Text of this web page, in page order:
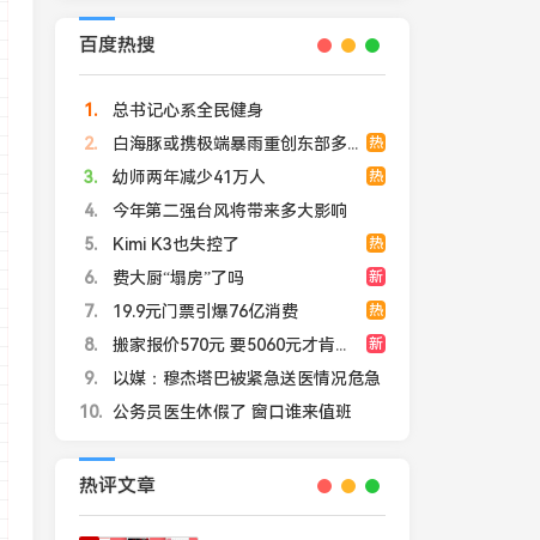
百度热搜
1
总书记心系全民健身
2
热
白海豚或携极端暴雨重创东部多省市
3
热
幼师两年减少41万人
4
今年第二强台风将带来多大影响
5
热
Kimi K3也失控了
6
新
费大厨“塌房”了吗
7
热
19.9元门票引爆76亿消费
8
新
搬家报价570元 要5060元才肯上楼
9
以媒：穆杰塔巴被紧急送医情况危急
10
公务员医生休假了 窗口谁来值班
热评文章